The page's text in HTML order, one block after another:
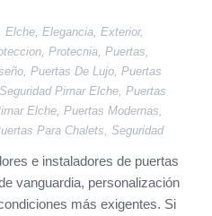
Elche Elegancia Exterior,
, Protecnia, Puertas,
, Puertas De Lujo, Puertas
Pirnar Elche, Puertas
Elche, Puertas Modernas,
Para Chalets, Seguridad
e instaladores de puertas
vanguardia, personalización
más exigentes. Si